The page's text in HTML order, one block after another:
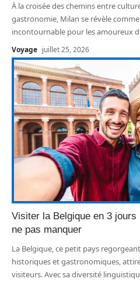
À la croisée des chemins entre
gastronomie, Milan se révèle
incontournable pour les amoureux
Voyage juillet 25, 2026
Visiter la Belgique en 3
ne pas manquer
La Belgique, ce petit pays
historiques et gastronomiques,
visiteurs. Avec sa diversité